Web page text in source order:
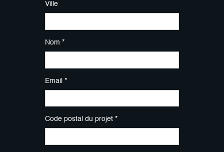
Ville
Nom *
Email *
Code postal du projet *